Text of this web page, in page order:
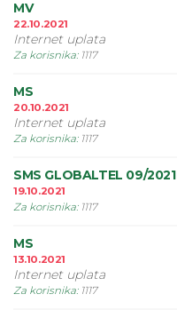
MV
22.10.2021
Internet uplata
Za korisnika: 1117
MS
20.10.2021
Internet uplata
Za korisnika: 1117
SMS GLOBALTEL 09/2021
19.10.2021
Za korisnika: 1117
MS
13.10.2021
Internet uplata
Za korisnika: 1117